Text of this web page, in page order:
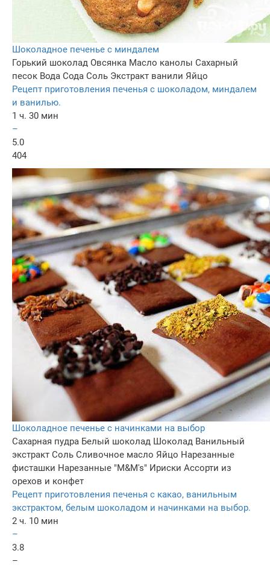
Шоколадное печенье с миндалем
Горький шоколад Овсянка Масло канолы Сахарный
песок Вода Сода Соль Экстракт ванили Яйцо
Рецепт приготовления печенья с шоколадом, миндалем
и ванилью.
1 ч. 30 мин
–
5.0
404
Шоколадное печенье с начинками на выбор
Сахарная пудра Белый шоколад Шоколад Ванильный
экстракт Соль Сливочное масло Яйцо Нарезанные
фисташки Нарезанные "M&M's" Ириски Ассорти из
орехов и конфет
Рецепт приготовления печенья с какао, ванильным
экстрактом, белым шоколадом и начинками на выбор.
2 ч. 10 мин
–
3.8
–